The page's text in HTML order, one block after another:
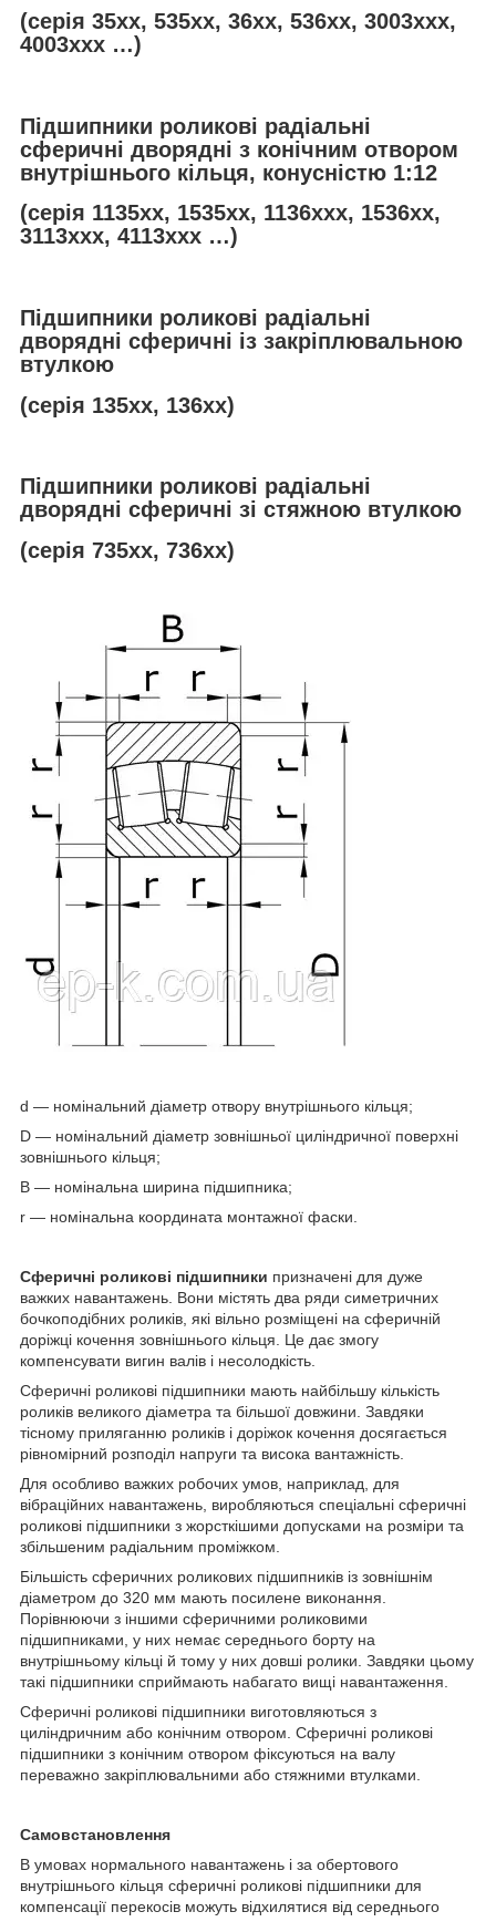
(серія 35хх, 535хх, 36хх, 536хх, 3003ххх,
4003ххх …)
Підшипники роликові радіальні
сферичні дворядні з конічним отвором
внутрішнього кільця, конусністю 1:12
(серія 1135хх, 1535хх, 1136ххх, 1536хх,
3113ххх, 4113ххх …)
Підшипники роликові радіальні
дворядні сферичні із закріплювальною
втулкою
(серія 135хх, 136хх)
Підшипники роликові радіальні
дворядні сферичні зі стяжною втулкою
(серія 735хх, 736хх)
d — номінальний діаметр отвору внутрішнього кільця;
D — номінальний діаметр зовнішньої циліндричної поверхні
зовнішнього кільця;
B — номінальна ширина підшипника;
r — номінальна координата монтажної фаски.
Сферичні роликові підшипники призначені для дуже
важких навантажень. Вони містять два ряди симетричних
бочкоподібних роликів, які вільно розміщені на сферичній
доріжці кочення зовнішнього кільця. Це дає змогу
компенсувати вигин валів і несолодкість.
Сферичні роликові підшипники мають найбільшу кількість
роликів великого діаметра та більшої довжини. Завдяки
тісному приляганню роликів і доріжок кочення досягається
рівномірний розподіл напруги та висока вантажність.
Для особливо важких робочих умов, наприклад, для
вібраційних навантажень, виробляються спеціальні сферичні
роликові підшипники з жорсткішими допусками на розміри та
збільшеним радіальним проміжком.
Більшість сферичних роликових підшипників із зовнішнім
діаметром до 320 мм мають посилене виконання.
Порівнюючи з іншими сферичними роликовими
підшипниками, у них немає середнього борту на
внутрішньому кільці й тому у них довші ролики. Завдяки цьому
такі підшипники сприймають набагато вищі навантаження.
Сферичні роликові підшипники виготовляються з
циліндричним або конічним отвором. Сферичні роликові
підшипники з конічним отвором фіксуються на валу
переважно закріплювальними або стяжними втулками.
Самовстановлення
В умовах нормального навантажень і за обертового
внутрішнього кільця сферичні роликові підшипники для
компенсації перекосів можуть відхилятися від середнього